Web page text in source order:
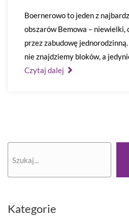
Boernerowo to jeden z
obszarów Bemowa – niewielki,
przez zabudowę
nie znajdziemy bloków, a
Czytaj dalej
Kategorie